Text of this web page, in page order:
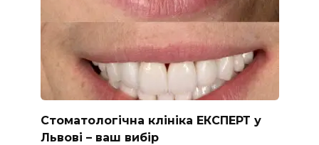
Стоматологічна клініка ЕКСПЕРТ у
Львові – ваш вибір